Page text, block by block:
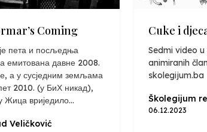
Coming
пета и посљедња
емитована давне 2008.
а у сусједним земљама
2010. (у БиХ никад),
Жица вриједило...
Veličković
Cuke i
Sedmi video u
animiranih
skolegijum.ba
Školegijum
06.12.2023